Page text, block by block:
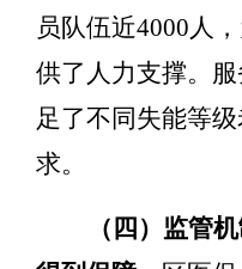
员队伍近4000人
供了人力支撑。
足了不同失能等
求。
（四）监管